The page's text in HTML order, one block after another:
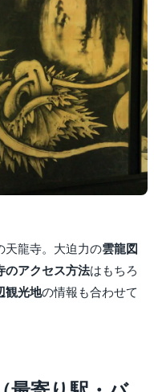
天龍寺。大迫力の雲龍図
のアクセス方法はもちろ
観光地の情報も合わせて